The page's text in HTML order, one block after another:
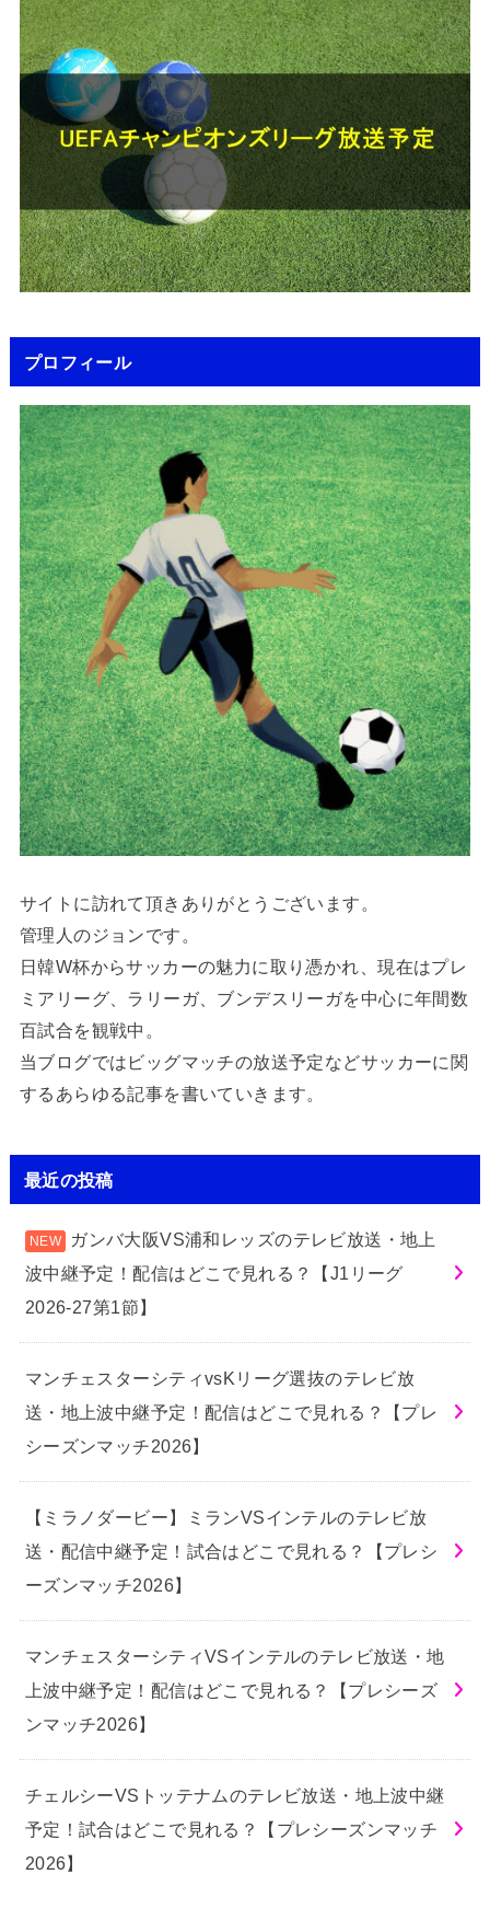
プロフィール
サイトに訪れて頂きありがとうございます。
管理人のジョンです。
日韓W杯からサッカーの魅力に取り憑かれ、現在はプレ
ミアリーグ、ラリーガ、ブンデスリーガを中心に年間数
百試合を観戦中。
当ブログではビッグマッチの放送予定などサッカーに関
するあらゆる記事を書いていきます。
最近の投稿
ガンバ大阪VS浦和レッズのテレビ放送・地上
波中継予定！配信はどこで見れる？【J1リーグ
2026-27第1節】
マンチェスターシティvsKリーグ選抜のテレビ放
送・地上波中継予定！配信はどこで見れる？【プレ
シーズンマッチ2026】
【ミラノダービー】ミランVSインテルのテレビ放
送・配信中継予定！試合はどこで見れる？【プレシ
ーズンマッチ2026】
マンチェスターシティVSインテルのテレビ放送・地
上波中継予定！配信はどこで見れる？【プレシーズ
ンマッチ2026】
チェルシーVSトッテナムのテレビ放送・地上波中継
予定！試合はどこで見れる？【プレシーズンマッチ
2026】